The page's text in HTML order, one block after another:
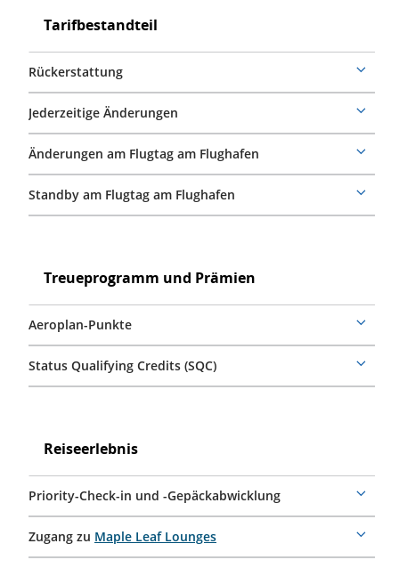
Tarifbestandteil
Tarifbestandteil
Rückerstattung
More
details
Jederzeitige Änderungen
More
details
Änderungen am Flugtag am Flughafen
More
details
Standby am Flugtag am Flughafen
More
details
Prämien
Treueprogramm
Prämien
Treueprogramm und Prämien
Aeroplan-Punkte
More
details
Status Qualifying Credits (SQC)
More
details
Reiseerlebnis
Reiseerlebnis
Priority-Check-in und -Gepäckabwicklung
More
details
Zugang zu Maple Leaf Lounges
More
details